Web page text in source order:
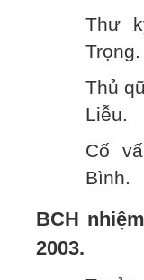
Thư
Trọng.
Thủ
Liễu.
Cố
Bình.
BCH
2003.